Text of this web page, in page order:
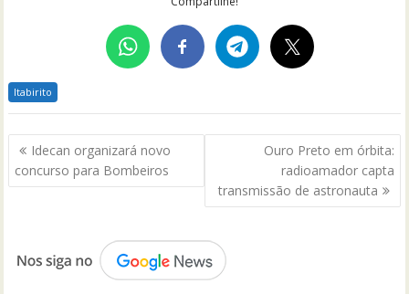
Itabirito
Navegação
de
Post
Idecan organizará novo
concurso para Bombeiros
Ouro Preto em órbita:
radioamador capta
transmissão de astronauta